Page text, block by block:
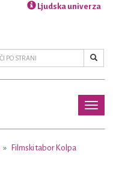
Ljudska univerza
Filmski tabor Kolpa